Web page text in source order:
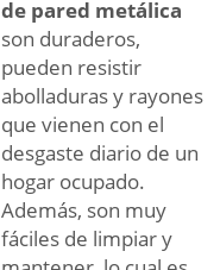
de pared metálica
son duraderos,
pueden resistir
abolladuras y rayones
que vienen con el
desgaste diario de un
hogar ocupado.
Además, son muy
fáciles de limpiar y